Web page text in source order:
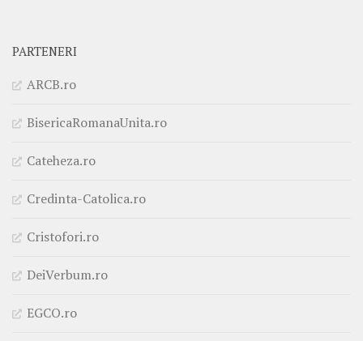
PARTENERI
ARCB.ro
BisericaRomanaUnita.ro
Cateheza.ro
Credinta-Catolica.ro
Cristofori.ro
DeiVerbum.ro
EGCO.ro